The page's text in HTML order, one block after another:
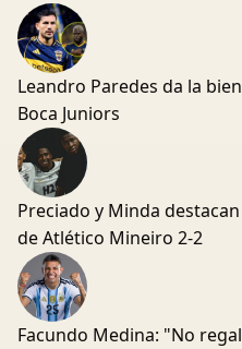
Leandro Paredes da la
Boca Juniors
Preciado y Minda
de Atlético Mineiro 2-2
Facundo Medina: "No